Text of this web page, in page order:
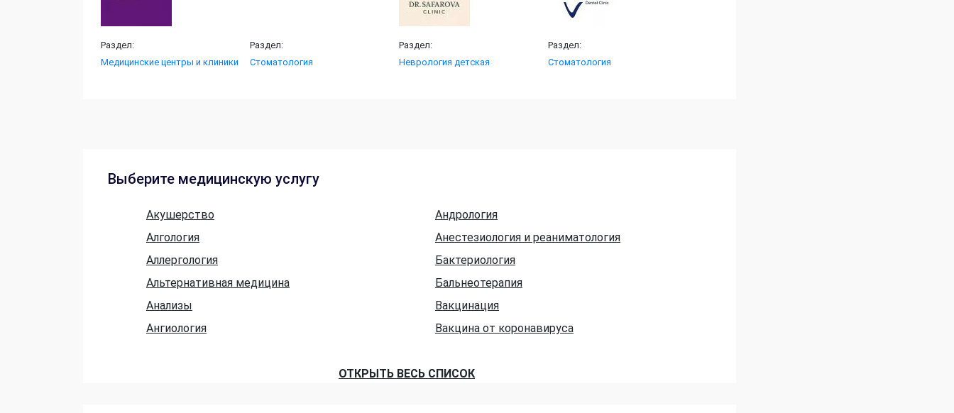
Раздел:
Медицинские центры и клиники
Раздел:
Стоматология
Раздел:
Неврология детская
Раздел:
Стоматология
Выберите медицинскую услугу
Акушерство
Алгология
Аллергология
Альтернативная медицина
Анализы
Ангиология
Андрология
Анестезиология и реаниматология
Бактериология
Бальнеотерапия
Вакцинация
Вакцина от коронавируса
ОТКРЫТЬ ВЕСЬ СПИСОК